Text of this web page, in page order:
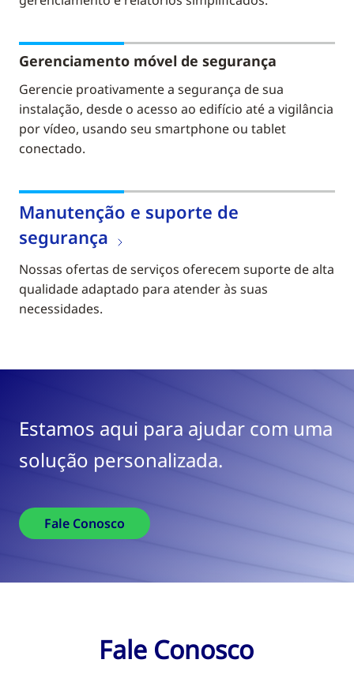
Gerenciamento móvel de segurança
Gerencie proativamente a segurança de sua
instalação, desde o acesso ao edifício até a vigilância
por vídeo, usando seu smartphone ou tablet
conectado.
Manutenção e suporte de
segurança
Nossas ofertas de serviços oferecem suporte de alta
qualidade adaptado para atender às suas
necessidades.
Estamos aqui para ajudar com uma
solução personalizada.
Fale Conosco
Fale Conosco